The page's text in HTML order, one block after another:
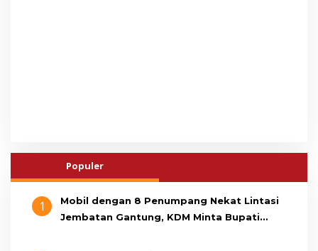
Populer
1
Mobil dengan 8 Penumpang Nekat Lintasi
Jembatan Gantung, KDM Minta Bupati